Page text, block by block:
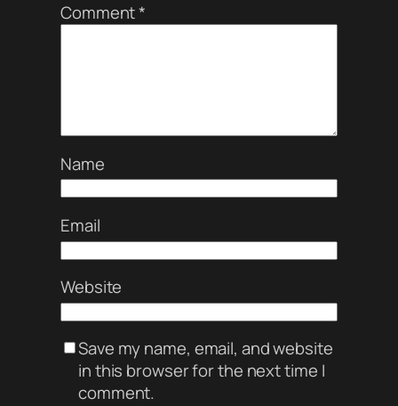
Comment*
Name
Email
Website
Save my name, email, and website
in this browser for the next time I
comment.